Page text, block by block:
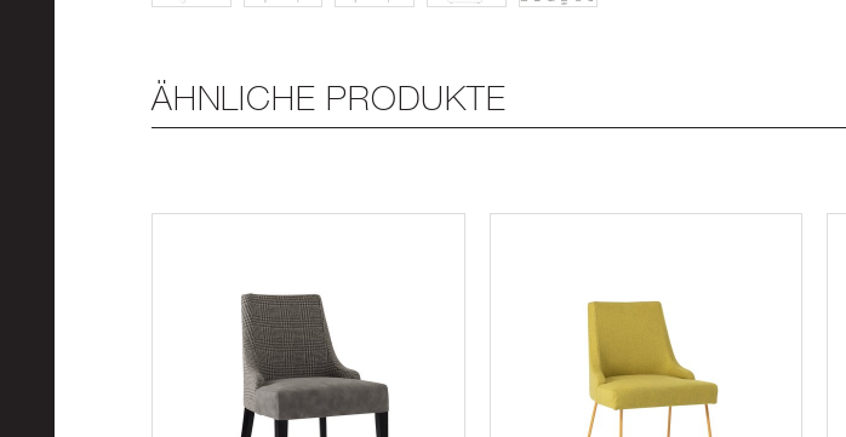
ÄHNLICHE PRODUKTE